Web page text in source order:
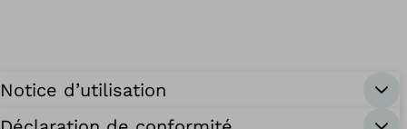
Notice d’utilisation